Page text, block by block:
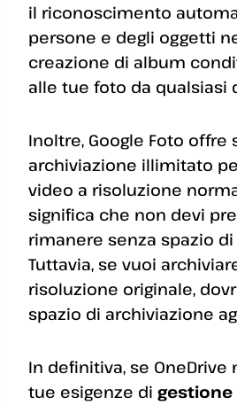
il riconoscimento
persone e degli oggetti
creazione di album
alle tue foto da qualsiasi
Inoltre, Google Foto offre
archiviazione illimitato
video a risoluzione
significa che non devi
rimanere senza spazio
Tuttavia, se vuoi
risoluzione originale,
spazio di archiviazione
In definitiva, se OneDrive
tue esigenze di